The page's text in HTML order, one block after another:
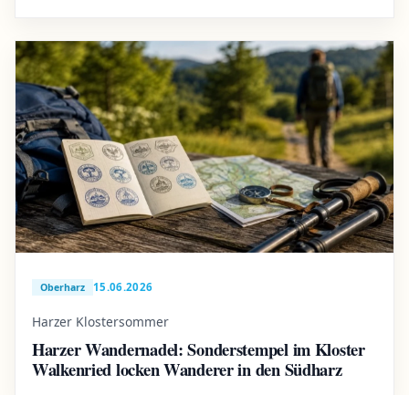
Oberharz 15.06.2026
Harzer Klostersommer
Harzer Wandernadel: Sonderstempel im Kloster
Walkenried locken Wanderer in den Südharz